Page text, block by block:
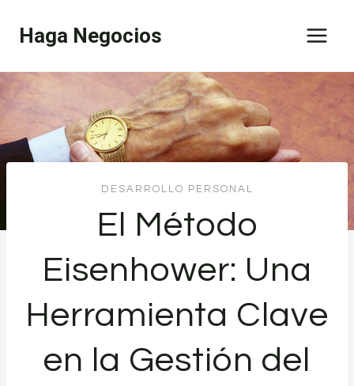
Haga Negocios
DESARROLLO PERSONAL
El Método
Eisenhower: Una
Herramienta Clave
en la Gestión del